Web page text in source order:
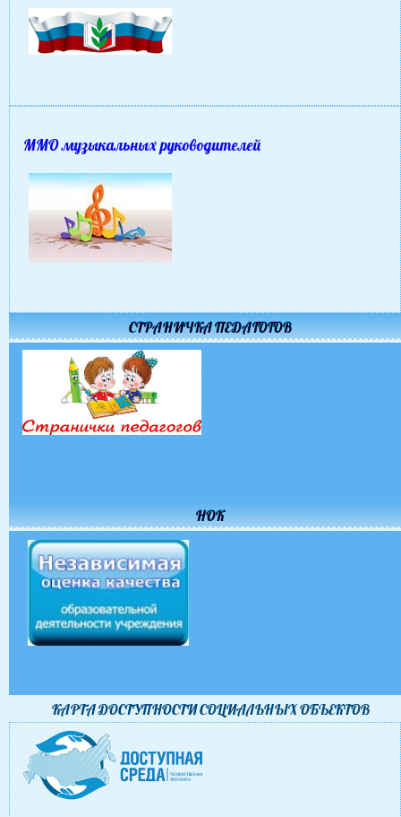
ММО музыкальных руководителей
СТРАНИЧКА ПЕДАГОГОВ
НОК
КАРТА ДОСТУПНОСТИ CОЦИАЛЬНЫХ ОБЪЕКТОВ